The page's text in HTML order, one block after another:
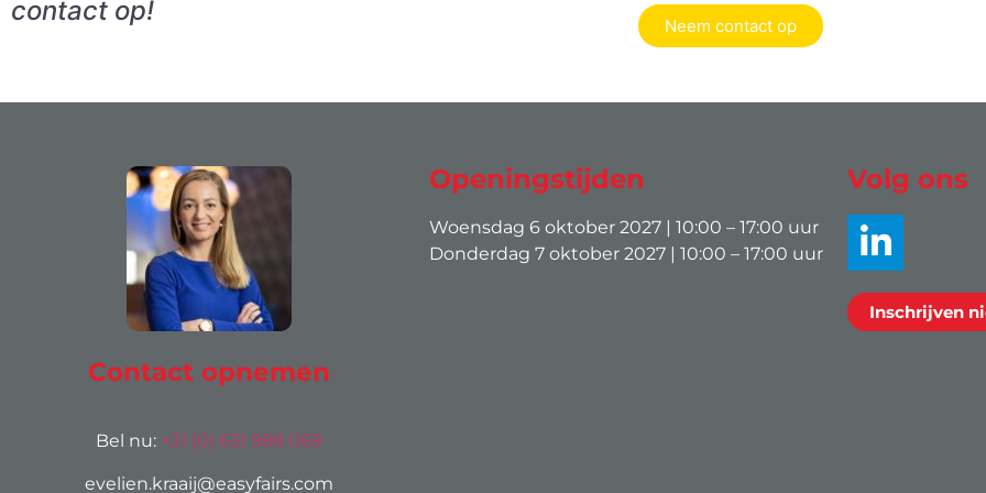
contact op!
Neem contact op
Contact opnemen
Bel nu: +31 (0) 631 988 069
evelien.kraaij@easyfairs.com
Openingstijden
Woensdag 6 oktober 2027 | 10:00 – 17:00 uur
Donderdag 7 oktober 2027 | 10:00 – 17:00 uur
Volg ons
Inschrijven